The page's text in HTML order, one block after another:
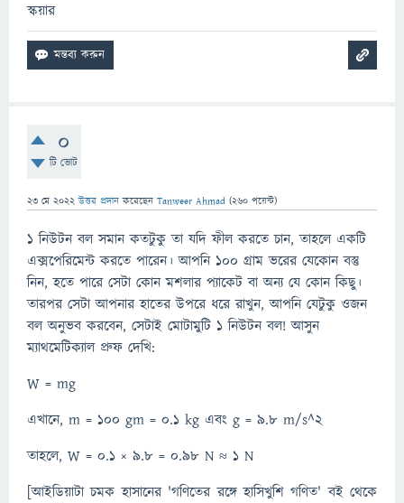
স্কয়ার
0
টি ভোট
23 মে 2022 উত্তর প্রদান করেছেন Tanweer Ahmad (260 পয়েন্ট)
১ নিউটন বল সমান কতটুকু তা যদি ফীল করতে চান, তাহলে একটি
এক্সপেরিমেন্ট করতে পারেন। আপনি ১০০ গ্রাম ভরের যেকোন বস্তু
নিন, হতে পারে সেটা কোন মশলার প্যাকেট বা অন্য যে কোন কিছু।
তারপর সেটা আপনার হাতের উপরে ধরে রাখুন, আপনি যেটুকু ওজন
বল অনুভব করবেন, সেটাই মোটামুটি ১ নিউটন বল! আসুন
ম্যাথমেটিক্যাল প্রুফ দেখি:
W = mg
এখানে, m = 100 gm = 0.1 kg এবং g = 9.8 m/s^2
তাহলে, W = 0.1 × 9.8 = 0.98 N ≈ 1 N
[আইডিয়াটা চমক হাসানের 'গণিতের রঙ্গে হাসিখুশি গণিত' বই থেকে